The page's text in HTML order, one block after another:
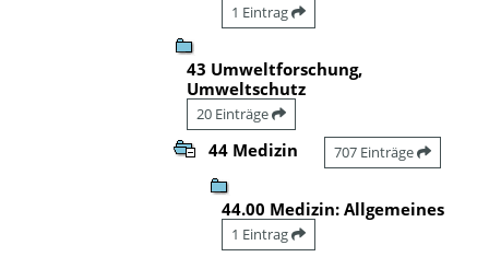
1 Eintrag
43 Umweltforschung,
Umweltschutz
20 Einträge
44 Medizin 707 Einträge
44.00 Medizin: Allgemeines
1 Eintrag